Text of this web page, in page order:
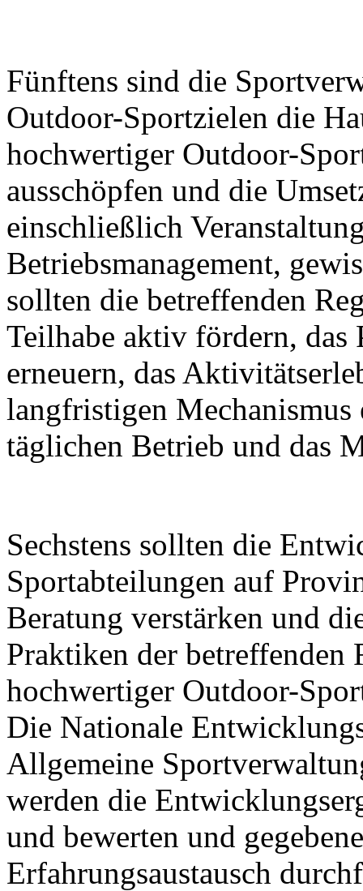
Fünftens sind die
Outdoor-Sportzielen die
hochwertiger Outdoor-
ausschöpfen und die
einschließlich
Betriebsmanagement,
sollten die betreffenden
Teilhabe aktiv fördern,
erneuern, das
langfristigen
täglichen Betrieb und das
Sechstens sollten die
Sportabteilungen auf
Beratung verstärken und
Praktiken der
hochwertiger Outdoor-
Die Nationale
Allgemeine
werden die
und bewerten und
Erfahrungsaustausch